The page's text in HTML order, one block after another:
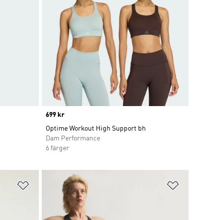
Price
699 kr
Optime Workout High Support bh
Dam Performance
6 färger
Lägg till på önskelistan